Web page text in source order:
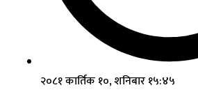
२०८१ कार्तिक १०, शनिबार १५:४५